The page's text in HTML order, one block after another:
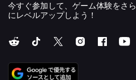
今すぐ参加して、ゲーム体験をさら
にレベルアップしよう！